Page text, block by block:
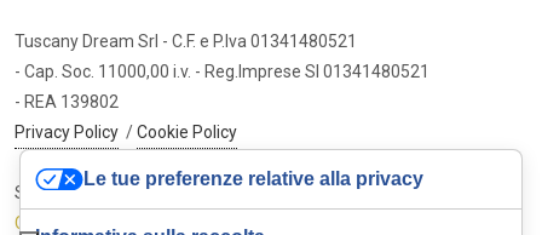
Tuscany Dream Srl - C.F. e P.Iva 01341480521
- Cap. Soc. 11000,00 i.v. - Reg.Imprese SI 01341480521
- REA 139802
Privacy Policy /Cookie Policy
Sito internet ed e-commerce
Cybermarket Web Agency
Le tue preferenze relative alla privacy